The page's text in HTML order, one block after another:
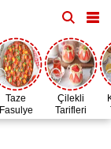
Taze
Fasulye
Zamanı
Çilekli
Tarifleri